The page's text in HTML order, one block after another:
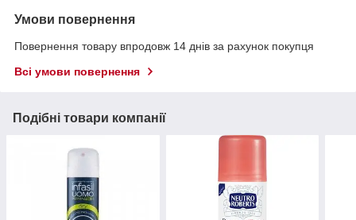
Умови повернення
Повернення товару впродовж 14 днів за рахунок покупця
Всі умови повернення
Подібні товари компанії